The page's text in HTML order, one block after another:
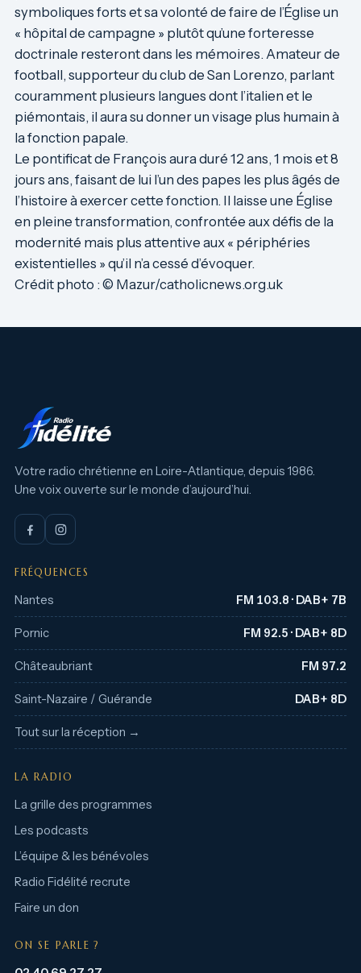
symboliques forts et sa volonté de faire de l’Église un
« hôpital de campagne » plutôt qu’une forteresse
doctrinale resteront dans les mémoires. Amateur de
football, supporteur du club de San Lorenzo, parlant
couramment plusieurs langues dont l’italien et le
piémontais, il aura su donner un visage plus humain à
la fonction papale.
Le pontificat de François aura duré 12 ans, 1 mois et 8
jours ans, faisant de lui l’un des papes les plus âgés de
l’histoire à exercer cette fonction. Il laisse une Église
en pleine transformation, confrontée aux défis de la
modernité mais plus attentive aux « périphéries
existentielles » qu’il n’a cessé d’évoquer.
Crédit photo : © Mazur/catholicnews.org.uk
Votre radio chrétienne en Loire-Atlantique, depuis 1986.
Une voix ouverte sur le monde d’aujourd’hui.
FRÉQUENCES
Nantes FM 103.8 · DAB+ 7B
Pornic FM 92.5 · DAB+ 8D
Châteaubriant FM 97.2
Saint-Nazaire / Guérande DAB+ 8D
Tout sur la réception →
LA RADIO
La grille des programmes
Les podcasts
L’équipe & les bénévoles
Radio Fidélité recrute
Faire un don
ON SE PARLE ?